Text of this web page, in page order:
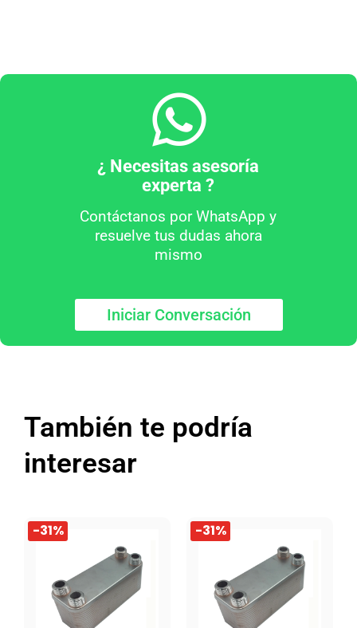
¿ Necesitas asesoría
experta ?
Contáctanos por WhatsApp y
resuelve tus dudas ahora
mismo
Iniciar Conversación
También te podría
interesar
-31%
El
precio
original
era:
$399.990.
El
precio
es:
$274.990.
-31%
El
precio
original
era:
$609.990.
El
precio
es:
$418.990.